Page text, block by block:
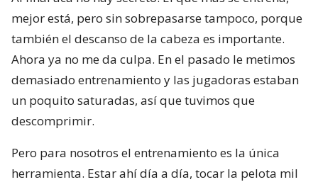
mejor está, pero sin sobrepasarse tampoco, porque
también el descanso de la cabeza es importante.
Ahora ya no me da culpa. En el pasado le metimos
demasiado entrenamiento y las jugadoras estaban
un poquito saturadas, así que tuvimos que
descomprimir.
Pero para nosotros el entrenamiento es la única
herramienta. Estar ahí día a día, tocar la pelota mil